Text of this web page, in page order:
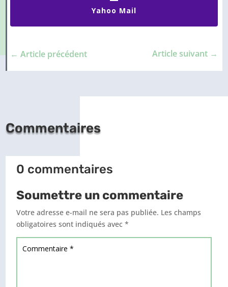
Yahoo Mail
←Article précédent Article suivant→
Commentaires
0 commentaires
Soumettre un commentaire
Votre adresse e-mail ne sera pas publiée. Les champs
obligatoires sont indiqués avec*